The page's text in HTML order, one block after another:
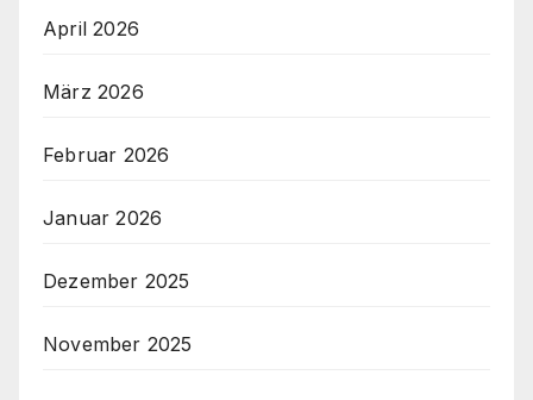
April 2026
März 2026
Februar 2026
Januar 2026
Dezember 2025
November 2025